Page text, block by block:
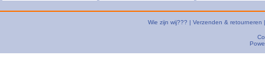
Wie zijn wij??? | Verzenden & retourneren